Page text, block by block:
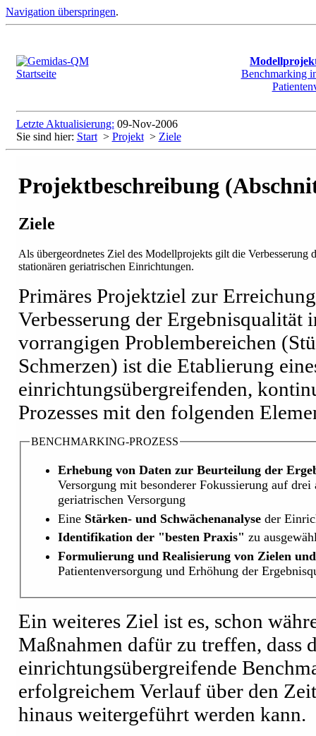
Navigation überspringen.
Benchmarking
Letzte Aktualisierung: 09-Nov-2006
Sie sind hier: Start> Projekt> Ziele
Projektbeschreibung
Ziele
Als übergeordnetes Ziel des Modellprojekts gilt die Verbesserung
stationären geriatrischen Einrichtungen.
Primäres Projektziel zur
Verbesserung der Ergebnisqualität
vorrangigen Problembereichen
Schmerzen) ist die Etablierung
einrichtungsübergreifenden,
Prozesses mit den folgenden
BENCHMARKING-PROZESS
Erhebung von Daten zur Beurteilung der
Versorgung mit besonderer Fokussierung auf
geriatrischen Versorgung
Eine Stärken- und Schwächenanalyseder
Identifikation der "besten Praxis" zu
Formulierung und Realisierung von Zielen
Patientenversorgung und Erhöhung der
Ein weiteres Ziel ist es, schon
Maßnahmen dafür zu treffen, dass
einrichtungsübergreifende
erfolgreichem Verlauf über den
hinaus weitergeführt werden kann.